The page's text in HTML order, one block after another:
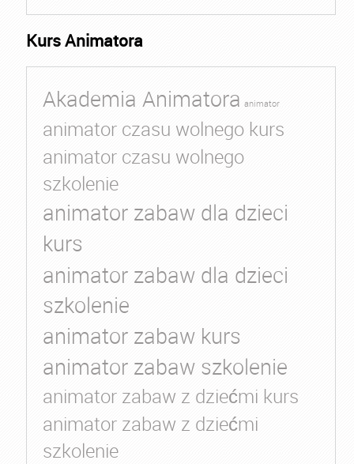
Kurs Animatora
Akademia Animatora animator
animator czasu wolnego kurs
animator czasu wolnego
szkolenie
animator zabaw dla dzieci
kurs
animator zabaw dla dzieci
szkolenie
animator zabaw kurs
animator zabaw szkolenie
animator zabaw z dziećmi kurs
animator zabaw z dziećmi
szkolenie